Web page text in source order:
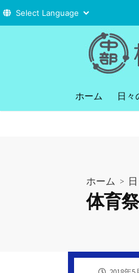
へ
ホーム 日々
ホーム >
体育
公